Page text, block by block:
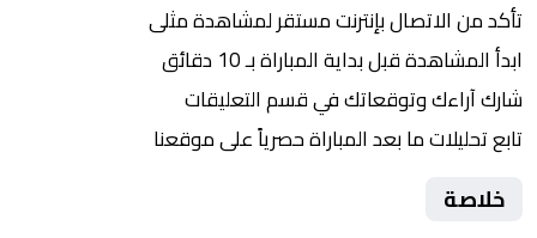
تأكد من الاتصال بإنترنت مستقر لمشاهدة مثلى
ابدأ المشاهدة قبل بداية المباراة بـ 10 دقائق
شارك آراءك وتوقعاتك في قسم التعليقات
تابع تحليلات ما بعد المباراة حصرياً على موقعنا
خلاصة